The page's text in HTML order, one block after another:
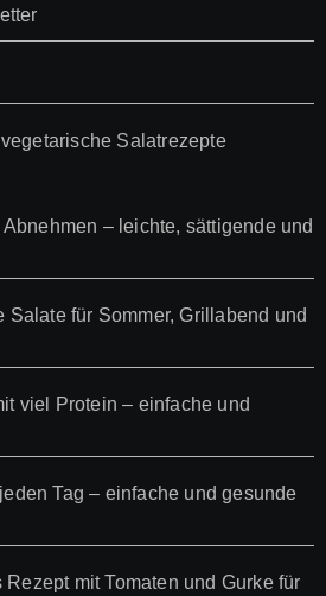
Salatrezepte
– leichte, sättigende und
Salate für Sommer, Grillabend und
viel Protein – einfache und
Tag – einfache und gesunde
mit Tomaten und Gurke für